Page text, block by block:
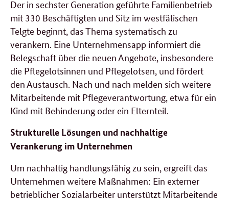
Der in sechster Generation geführte Familienbetrieb
mit 330 Beschäftigten und Sitz im westfälischen
Telgte beginnt, das Thema systematisch zu
verankern. Eine Unternehmensapp informiert die
Belegschaft über die neuen Angebote, insbesondere
die Pflegelotsinnen und Pflegelotsen, und fördert
den Austausch. Nach und nach melden sich weitere
Mitarbeitende mit Pflegeverantwortung, etwa für ein
Kind mit Behinderung oder ein Elternteil.
Strukturelle Lösungen und nachhaltige
Verankerung im Unternehmen
Um nachhaltig handlungsfähig zu sein, ergreift das
Unternehmen weitere Maßnahmen: Ein externer
betrieblicher Sozialarbeiter unterstützt Mitarbeitende